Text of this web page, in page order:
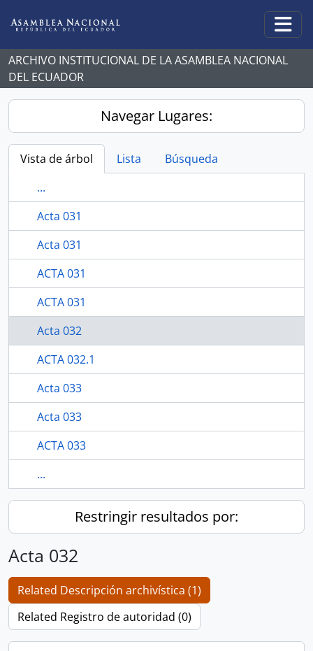
ARCHIVO INSTITUCIONAL DE LA ASAMBLEA NACIONAL
DEL ECUADOR
Navegar Lugares:
Vista de árbol Lista
Búsqueda
...
Acta 031
Acta 031
ACTA 031
ACTA 031
Acta 032
ACTA 032.1
Acta 033
Acta 033
ACTA 033
...
Restringir resultados por:
Acta 032
Related Descripción archivística (1)
Related Registro de autoridad (0)